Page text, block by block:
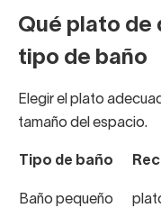
Qué plato de
tipo de baño
Elegir el plato
tamaño del espacio.
Tipo de baño
Baño pequeño